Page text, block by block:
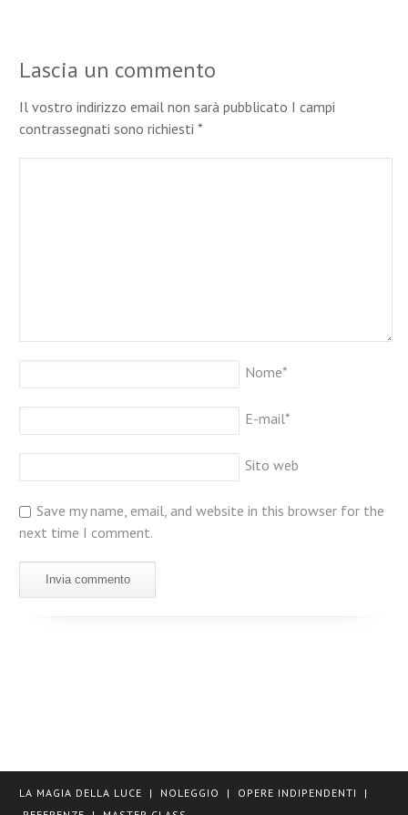
Lascia un commento
Il vostro indirizzo email non sarà pubblicato I campi
contrassegnati sono richiesti*
Nome*
E-mail*
Sito web
Save my name, email, and website in this browser for the
next time I comment.
LA MAGIA DELLA LUCE | NOLEGGIO | OPERE INDIPENDENTI
|